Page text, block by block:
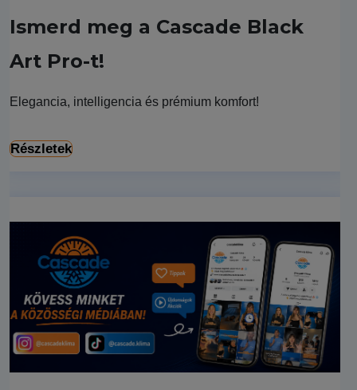
Ismerd meg a Cascade Black
Art Pro-t!
Elegancia, intelligencia és prémium komfort!
Részletek